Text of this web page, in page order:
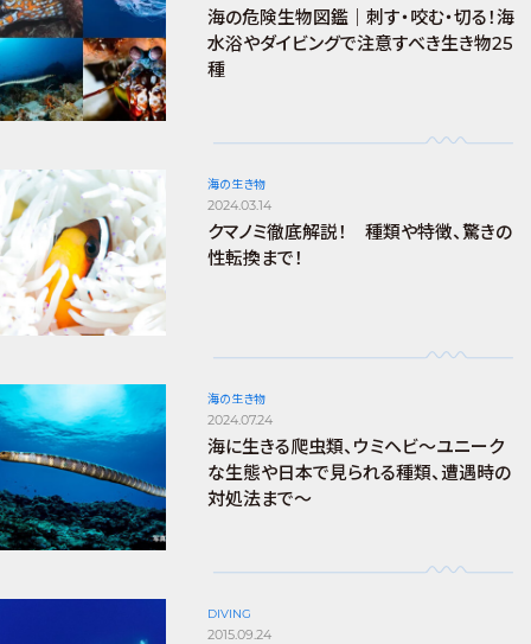
海の危険生物図鑑｜刺す・咬む・切る！海
水浴やダイビングで注意すべき生き物25
種
海の生き物
2024.03.14
クマノミ徹底解説！ 種類や特徴、驚きの
性転換まで！
海の生き物
2024.07.24
海に生きる爬虫類、ウミヘビ～ユニーク
な生態や日本で見られる種類、遭遇時の
対処法まで～
DIVING
2015.09.24